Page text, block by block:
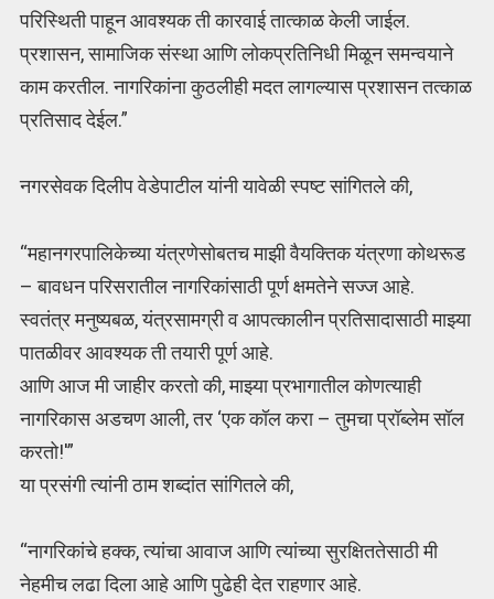
परिस्थिती पाहून आवश्यक ती कारवाई तात्काळ केली जाईल.
प्रशासन, सामाजिक संस्था आणि लोकप्रतिनिधी मिळून समन्वयाने
काम करतील. नागरिकांना कुठलीही मदत लागल्यास प्रशासन तत्काळ
प्रतिसाद देईल.”
नगरसेवक दिलीप वेडेपाटील यांनी यावेळी स्पष्ट सांगितले की,
“महानगरपालिकेच्या यंत्रणेसोबतच माझी वैयक्तिक यंत्रणा कोथरूड
– बावधन परिसरातील नागरिकांसाठी पूर्ण क्षमतेने सज्ज आहे.
स्वतंत्र मनुष्यबळ, यंत्रसामग्री व आपत्कालीन प्रतिसादासाठी माझ्या
पातळीवर आवश्यक ती तयारी पूर्ण आहे.
आणि आज मी जाहीर करतो की, माझ्या प्रभागातील कोणत्याही
नागरिकास अडचण आली, तर ‘एक कॉल करा – तुमचा प्रॉब्लेम सॉल
करतो!'”
या प्रसंगी त्यांनी ठाम शब्दांत सांगितले की,
“नागरिकांचे हक्क, त्यांचा आवाज आणि त्यांच्या सुरक्षिततेसाठी मी
नेहमीच लढा दिला आहे आणि पुढेही देत राहणार आहे.